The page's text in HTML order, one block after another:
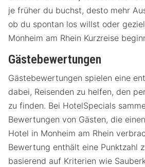
je früher du buchst, desto mehr
ob du spontan los willst oder
Monheim am Rhein Kurzreise
Gästebewertungen
Gästebewertungen spielen eine
dabei, Reisenden zu helfen, den
zu finden. Bei HotelSpecials
Bewertungen von Gästen, die
Hotel in Monheim am Rhein
Bewertung enthält eine Punktzahl
basierend auf Kriterien wie